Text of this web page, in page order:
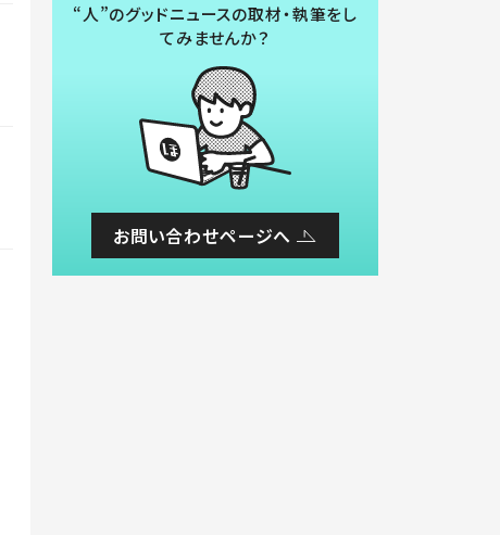
“人”のグッドニュースの取材・執筆をし
てみませんか？
お問い合わせページへ